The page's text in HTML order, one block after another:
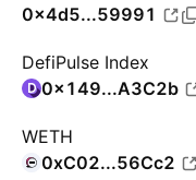
0x4d5...59991
DefiPulse Index
0x149...A3C2b
WETH
0xC02...56Cc2